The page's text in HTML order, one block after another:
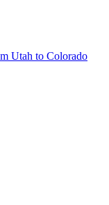
Utah to Colorado